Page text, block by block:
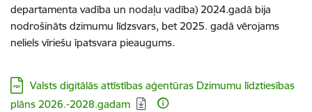
departamenta vadība un nodaļu vadība) 2024.gadā bija
nodrošināts dzimumu līdzsvars, bet 2025. gadā vērojams
neliels vīriešu īpatsvara pieaugums.
Lejupielādēt:
Valsts digitālās attīstības aģentūras Dzimumu līdztiesības
plāns 2026.-2028.gadam